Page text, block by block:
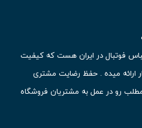
فوتبال در ایران هست که کیفیت
ارائه میده . حفظ رضایت مشتری
رو در عمل به مشتریان فروشگاه